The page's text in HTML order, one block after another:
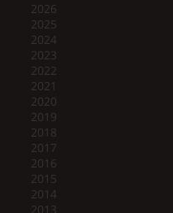
2026
2025
2024
2023
2022
2021
2020
2019
2018
2017
2016
2015
2014
2013